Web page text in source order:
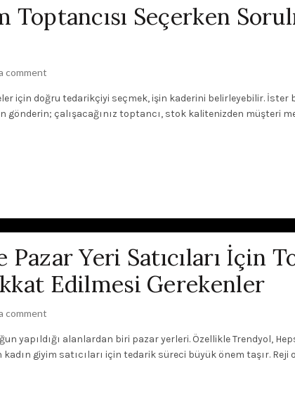
Toptancısı Seçerken
comment
için doğru tedarikçiyi seçmek, işin kaderini belirleyebilir.
gönderin; çalışacağınız toptancı, stok kalitenizden müşteri
Yeri Satıcıları İçin
Edilmesi Gerekenler
comment
yapıldığı alanlardan biri pazar yerleri. Özellikle Trendyol,
giyim satıcıları için tedarik süreci büyük önem taşır.